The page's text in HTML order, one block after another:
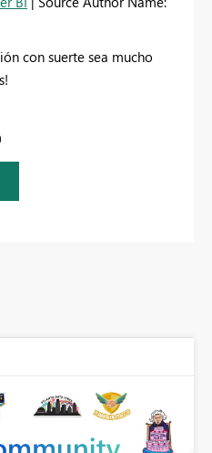
con suerte sea mucho